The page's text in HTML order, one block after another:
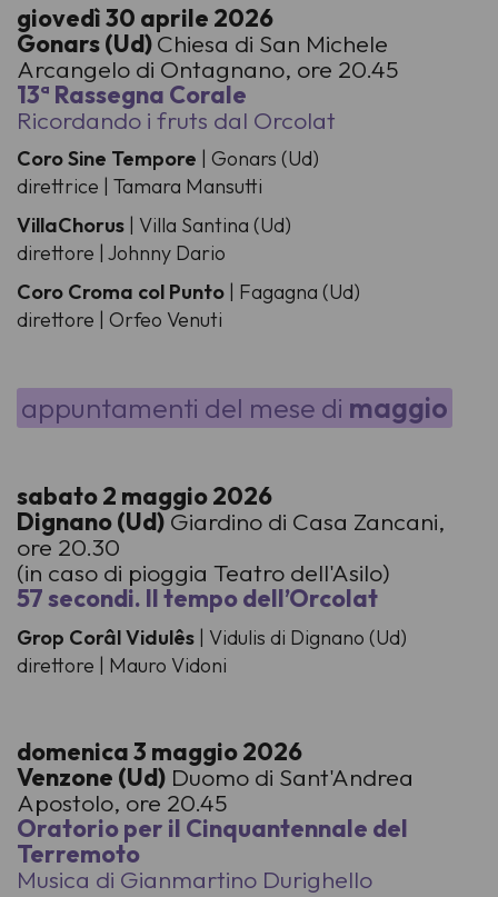
giovedì 30 aprile 2026
Gonars (Ud)Chiesa di San Michele
Arcangelo di Ontagnano, ore 20.45
13ª Rassegna Corale
Ricordando i fruts dal Orcolat
Coro Sine Tempore | Gonars (Ud)
direttrice | Tamara Mansutti
VillaChorus | Villa Santina (Ud)
direttore | Johnny Dario
Coro Croma col Punto | Fagagna (Ud)
direttore | Orfeo Venuti
appuntamenti del mese di maggio
sabato 2 maggio 2026
Dignano (Ud) Giardino di Casa Zancani,
ore 20.30
(in caso di pioggia Teatro dell'Asilo)
57 secondi. Il tempo dell’Orcolat
Grop Corâl Vidulês | Vidulis di Dignano (Ud)
direttore | Mauro Vidoni
domenica 3 maggio 2026
Venzone (Ud) Duomo di Sant'Andrea
Apostolo, ore 20.45
Oratorio per il Cinquantennale del
Terremoto
Musica di Gianmartino Durighello